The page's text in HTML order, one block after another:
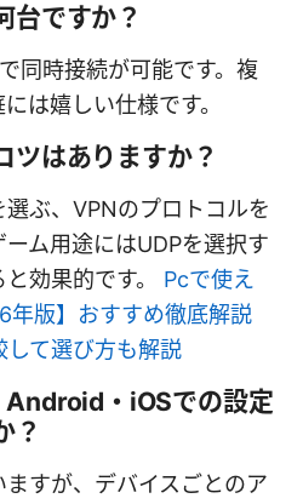
台ですか？
同時接続が可能です。複
は嬉しい仕様です。
ツはありますか？
ぶ、VPNのプロトコルを
ム用途にはUDPを選択す
効果的です。 Pcで使え
版】おすすめ徹底解説
して選び方も解説
・iOSでの設定
？
すが、デバイスごとのア